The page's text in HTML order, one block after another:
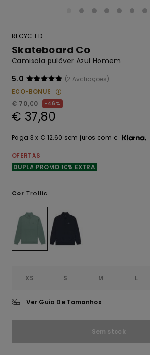
RECYCLED
Skateboard Co
Camisola pulôver Azul Homem
5.0
(2 Avaliações)
ECO-BONUS
€ 70,00
46%
€ 37,80
Paga 3 x € 12,60 sem juros com a
OFERTAS
DUPLA PROMO 10% EXTRA
Cor Trellis
XS S M L
Ver Guia De Tamanhos
Sem stock